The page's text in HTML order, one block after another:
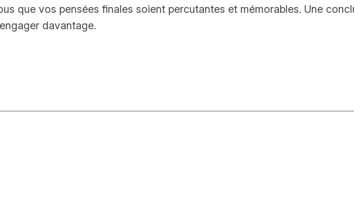
que vos pensées finales soient percutantes et mémorables. Une
davantage.